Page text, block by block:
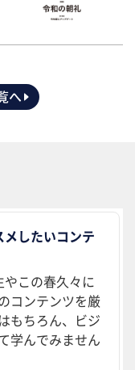
へ
メしたいコンテ
やこの春久々に
コンテンツを厳
もちろん、ビジ
学んでみません